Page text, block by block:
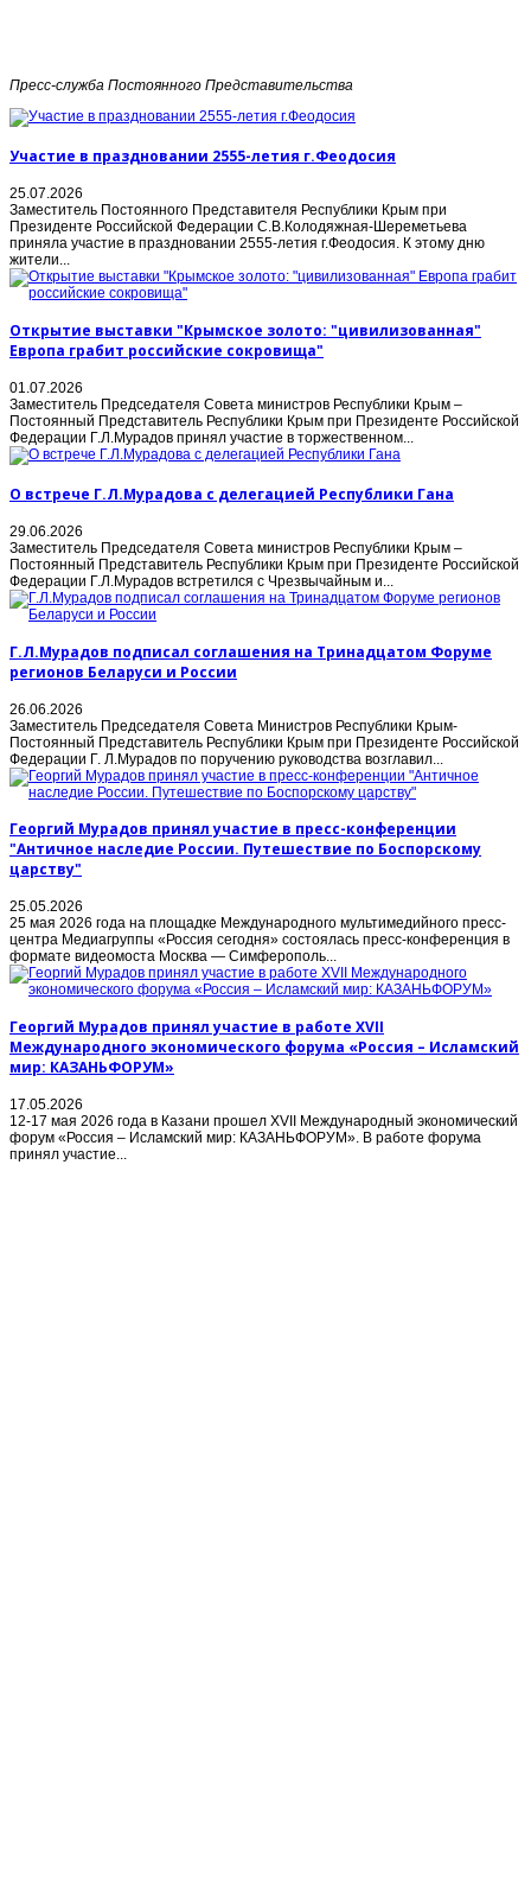
Пресс-служба Постоянного Представительства
Участие в праздновании 2555-летия г.Феодосия
25.07.2026
Заместитель Постоянного Представителя Республики Крым при
Президенте Российской Федерации С.В.Колодяжная-Шереметьева
приняла участие в праздновании 2555-летия г.Феодосия. К этому дню
жители...
Открытие выставки "Крымское золото: "цивилизованная"
Европа грабит российские сокровища"
01.07.2026
Заместитель Председателя Совета министров Республики Крым –
Постоянный Представитель Республики Крым при Президенте Российской
Федерации Г.Л.Мурадов принял участие в торжественном...
О встрече Г.Л.Мурадова с делегацией Республики Гана
29.06.2026
Заместитель Председателя Совета министров Республики Крым –
Постоянный Представитель Республики Крым при Президенте Российской
Федерации Г.Л.Мурадов встретился с Чрезвычайным и...
Г.Л.Мурадов подписал соглашения на Тринадцатом Форуме
регионов Беларуси и России
26.06.2026
Заместитель Председателя Совета Министров Республики Крым-
Постоянный Представитель Республики Крым при Президенте Российской
Федерации Г. Л.Мурадов по поручению руководства возглавил...
Георгий Мурадов принял участие в пресс-конференции
"Античное наследие России. Путешествие по Боспорскому
царству"
25.05.2026
25 мая 2026 года на площадке Международного мультимедийного пресс-
центра Медиагруппы «Россия сегодня» состоялась пресс-конференция в
формате видеомоста Москва — Симферополь...
Георгий Мурадов принял участие в работе XVII
Международного экономического форума «Россия – Исламский
мир: КАЗАНЬФОРУМ»
17.05.2026
12-17 мая 2026 года в Казани прошел XVII Международный экономический
форум «Россия – Исламский мир: КАЗАНЬФОРУМ». В работе форума
принял участие...